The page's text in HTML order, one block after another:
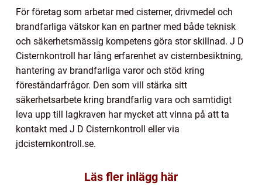
För företag som arbetar med cisterner, drivmedel och
brandfarliga vätskor kan en partner med både teknisk
och säkerhetsmässig kompetens göra stor skillnad. J D
Cisternkontroll har lång erfarenhet av cisternbesiktning,
hantering av brandfarliga varor och stöd kring
föreståndarfrågor. Den som vill stärka sitt
säkerhetsarbete kring brandfarlig vara och samtidigt
leva upp till lagkraven har mycket att vinna på att ta
kontakt med J D Cisternkontroll eller via
jdcisternkontroll.se.
Läs fler inlägg här